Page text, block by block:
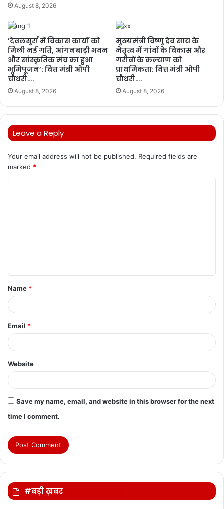
August 8, 2026
’देवलसुर्रा में विकास कार्यों को
मिली नई गति, आंगनबाड़ी भवन
और सांस्कृतिक मंच का हुआ
भूमिपूजन’: वित्त मंत्री ओपी
चौधरी….
August 8, 2026
मुख्यमंत्री विष्णु देव साय के
नेतृत्व में गांवों के विकास और
गरीबों के कल्याण को
प्राथमिकता: वित्त मंत्री ओपी
चौधरी….
August 8, 2026
Leave a Reply
Your email address will not be published. Required fields are
marked *
t
*
Name *
Email *
Website
Save my name, email, and website in this browser for the next
time I comment.
#बड़ी ख़बर